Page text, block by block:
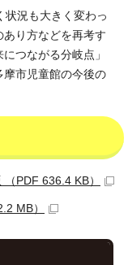
状況も大きく変わっ
り方などを再考す
つながる分岐点」
摩市児童館の今後の
PDF 636.4 KB）
MB）